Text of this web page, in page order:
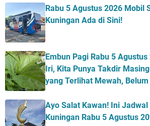
Rabu 5 Agustus 2026 Mobil
Kuningan Ada di Sini!
Embun Pagi Rabu 5
Iri, Kita Punya Takdir
yang Terlihat Mewah,
Ayo Salat Kawan! Ini
Kuningan Rabu 5 Agustus